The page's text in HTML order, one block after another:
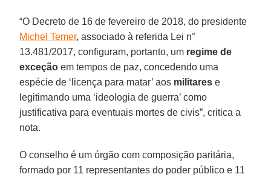
“O Decreto de 16 de fevereiro de 2018, do presidente
Michel Temer, associado à referida Lei n°
13.481/2017, configuram, portanto, um regime de
exceção em tempos de paz, concedendo uma
espécie de ‘licença para matar’ aos militares e
legitimando uma ‘ideologia de guerra’ como
justificativa para eventuais mortes de civis”, critica a
nota.
O conselho é um órgão com composição paritária,
formado por 11 representantes do poder público e 11